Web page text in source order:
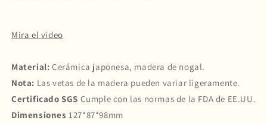
Mira el video
Material: Cerámica japonesa, madera de nogal.
Nota: Las vetas de la madera pueden variar ligeramente.
Certificado SGS Cumple con las normas de la FDA de EE.UU.
Dimensiones 127*87*98mm